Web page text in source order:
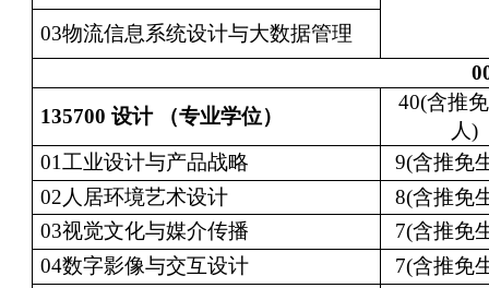
03物流信息系统设计与大数据管理
135700 设计 （专业学位）
40(含推
人)
01工业设计与产品战略
9(含推免
02人居环境艺术设计
8(含推免
03视觉文化与媒介传播
7(含推免
04数字影像与交互设计
7(含推免